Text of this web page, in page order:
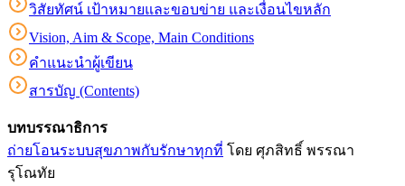
วิสัยทัศน์ เป้าหมายและขอบข่าย และเงื่อนไขหลัก
Vision, Aim & Scope, Main Conditions
คำแนะนำผู้เขียน
สารบัญ (Contents)
บทบรรณาธิการ
ถ่ายโอนระบบสุขภาพกับรักษาทุกที่ โดย ศุภสิทธิ์ พรรณา
รุโณทัย